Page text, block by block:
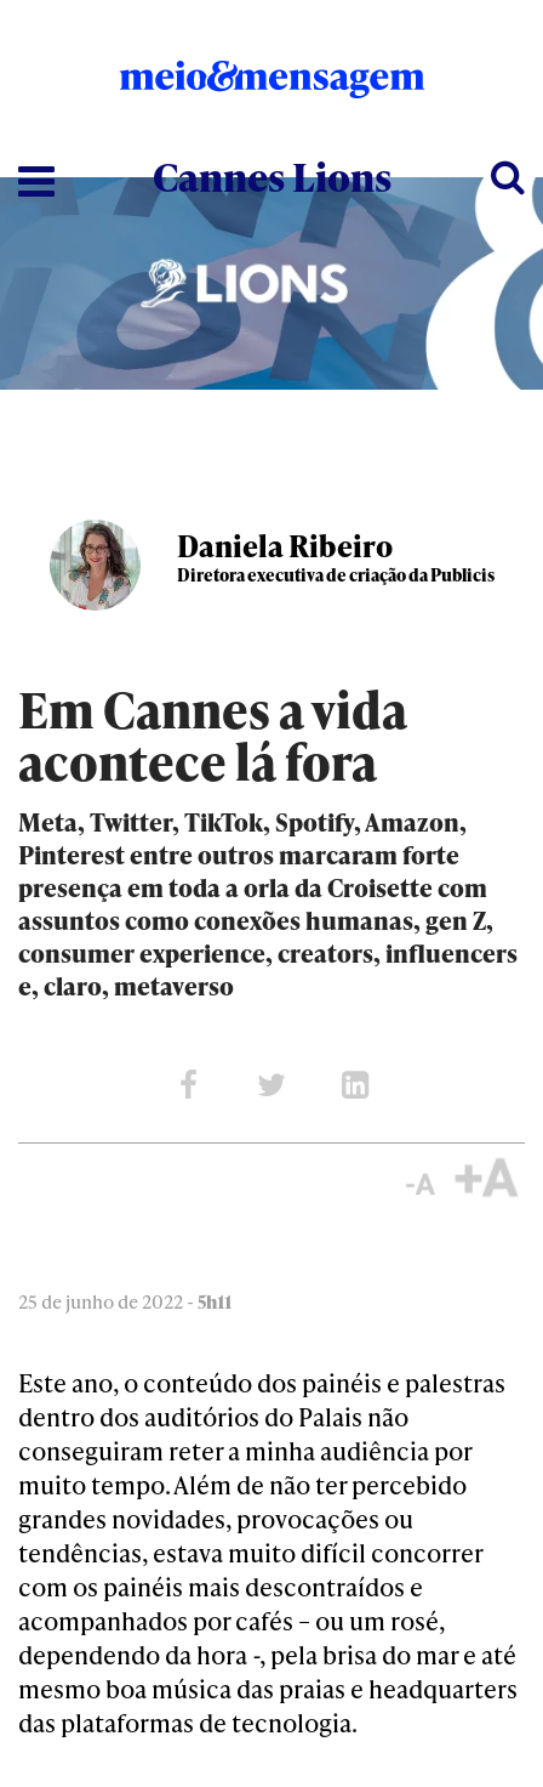
Cannes Lions
Daniela Ribeiro
Diretora executiva de criação da Publicis
Em Cannes a vida
acontece lá fora
Meta, Twitter, TikTok, Spotify, Amazon,
Pinterest entre outros marcaram forte
presença em toda a orla da Croisette com
assuntos como conexões humanas, gen Z,
consumer experience, creators, influencers
e, claro, metaverso
25 de junho de 2022 -5h11
Este ano, o conteúdo dos painéis e palestras
dentro dos auditórios do Palais não
conseguiram reter a minha audiência por
muito tempo. Além de não ter percebido
grandes novidades, provocações ou
tendências, estava muito difícil concorrer
com os painéis mais descontraídos e
acompanhados por cafés – ou um rosé,
dependendo da hora -, pela brisa do mar e até
mesmo boa música das praias e headquarters
das plataformas de tecnologia.